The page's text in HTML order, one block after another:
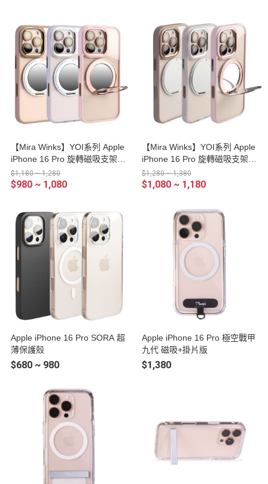
【Mira Winks】YOI系列 Apple
iPhone 16 Pro 旋轉磁吸支架
+鏡面保護殼(無蓋版)
$1,180 ~ 1,280
$980 ~ 1,080
【Mira Winks】YOI系列 Apple
iPhone 16 Pro 旋轉磁吸支架
+鏡面保護殼(掀蓋版)
$1,280 ~ 1,380
$1,080 ~ 1,180
Apple iPhone 16 Pro SORA 超
薄保護殼
$680 ~ 980
Apple iPhone 16 Pro 極空戰甲
九代 磁吸+掛片版
$1,380